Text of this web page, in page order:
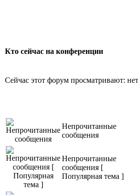
Кто сейчас на конференции
Сейчас этот форум просматривают:
Непрочитанные
сообщения
Непрочитанные
сообщения [
Популярная тема ]